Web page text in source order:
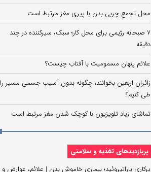
محل تجمع چربی بدن با پیری مغز مرتبط است
۷ صبحانه رژیمی برای محل کار؛ سبک، سیرکننده در چند
دقیقه
علائم پنهان مسمومیت با آفتاب چیست؟
زائران اربعین بخوانند؛ چگونه بدون آسیب جسمی مسیر را
طی کنیم؟
تماشای زیاد تلویزیون با کوچک شدن مغز مرتبط است
پربازدیدهای تغذیه و سلامتی
پرکاری پاراتیروئید؛ بیماری خاموش بدن | علائم، عوارض و